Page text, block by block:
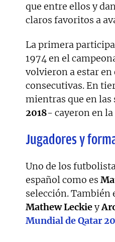
que entre ellos y
claros favoritos a
La primera
1974 en el
volvieron a estar en
consecutivas. En
mientras que en
2018- cayeron en la
Jugadores y
Uno de los
español como es
selección. También
Mathew Leckiey
Mundial de Qatar